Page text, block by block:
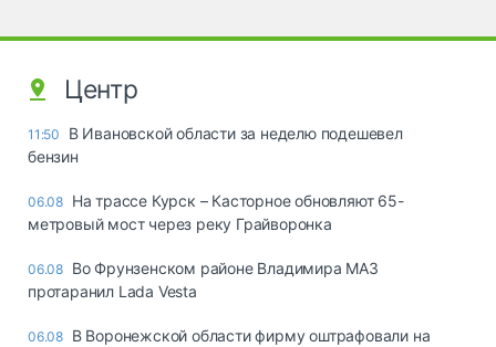
Центр
11:50
В Ивановской области за неделю подешевел
бензин
06.08 На трассе Курск – Касторное обновляют 65-
метровый мост через реку Грайворонка
06.08 Во Фрунзенском районе Владимира МАЗ
протаранил Lada Vesta
06.08 В Воронежской области фирму оштрафовали на